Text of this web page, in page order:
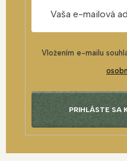
Vložením e-mailu
PRIHLÁSTE SA